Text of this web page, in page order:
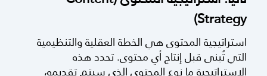
Strategy)
استراتيجية المحتوى هي الخطة العقلية والتنظيمية
التي تُبنى قبل إنتاج أي محتوى. تحدد هذه
الاستراتيجية ما نوع المحتوى الذي سيتم تقديمه،